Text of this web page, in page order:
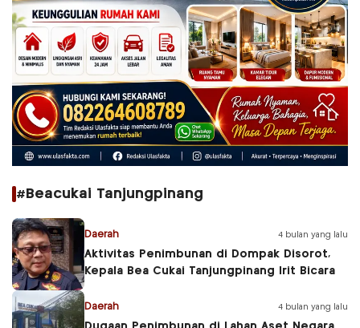
#Beacukai Tanjungpinang
Daerah 4 bulan yang lalu
Aktivitas Penimbunan di Dompak Disorot,
Kepala Bea Cukai Tanjungpinang Irit Bicara
Daerah 4 bulan yang lalu